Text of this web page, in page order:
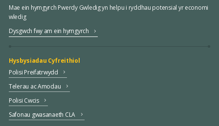
Mae ein hymgyrch Pwerdy Gwledig yn helpu i ryddhau potensial yr economi
wledig
Dysgwch fwy am ein hymgyrch
Hysbysiadau Cyfreithiol
Polisi Preifatrwydd
Telerau ac Amodau
Polisi Cwcis
Safonau gwasanaeth CLA